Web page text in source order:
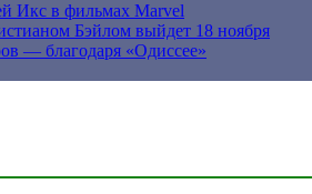
Икс в фильмах Marvel
Бэйлом выйдет 18 ноября
— благодаря «Одиссее»